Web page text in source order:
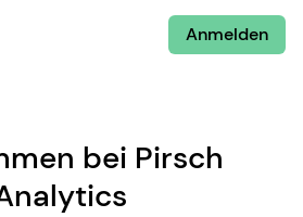
Anmelden
bei Pirsch